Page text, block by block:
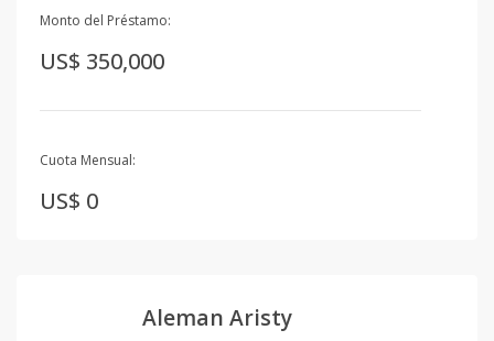
Monto del Préstamo:
US$ 350,000
Cuota Mensual:
US$ 0
Aleman Aristy